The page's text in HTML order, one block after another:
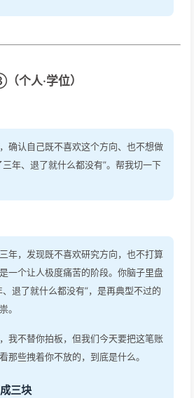
个人·学位）
确认自己既不喜欢这个方向、也不想做
年、退了就什么都没有”。帮我切一下
年，发现既不喜欢研究方向，也不打算
一个让人极度痛苦的阶段。你脑子里盘
退了就什么都没有”，是再典型不过的
。
我不替你拍板，但我们今天要把这笔账
那些拽着你不放的，到底是什么。
三块